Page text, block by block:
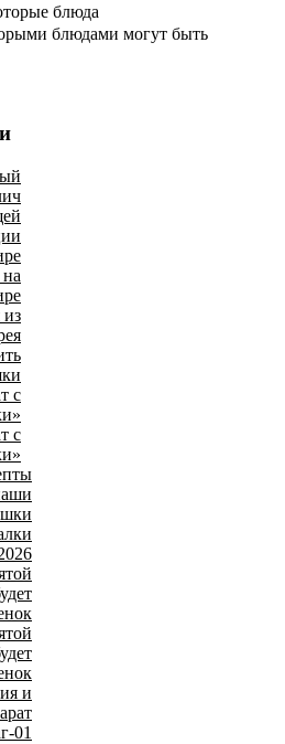
блюда
блюдами могут быть
из
с
с
и
01